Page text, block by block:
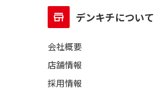
デンキチについて
会社概要
店舗情報
採用情報